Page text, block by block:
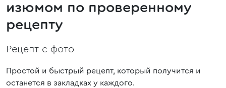
изюмом по проверенному
рецепту
Рецепт с фото
Простой и быстрый рецепт, который получится и
останется в закладках у каждого.